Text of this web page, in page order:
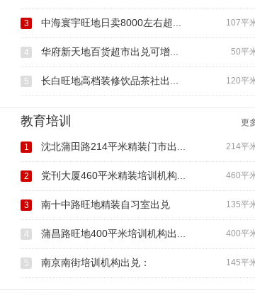
107平
3 中海寰宇旺地日卖8000左右超...
50平
4 华府新天地百货超市出兑可增...
120平
5 长白旺地高档装修饮品茶社出...
教育培训 更
214平
1 沈北蒲田路214平米精装门市出...
460平
2 党刊大厦460平米精装培训机构...
135平
3 南十中路旺地精装自习室出兑
400平
4 蒲昌路旺地400平米培训机构出...
145平
5 南京南街培训机构出兑：